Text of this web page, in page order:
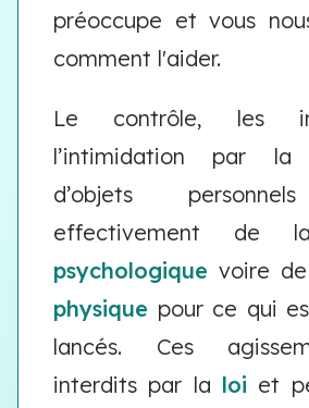
préoccupe et vous
comment l'aider.
Le contrôle, les
l’intimidation par la
d’objets
effectivement de
psychologique voire
physique pour ce qui
lancés. Ces
interdits par la loi et